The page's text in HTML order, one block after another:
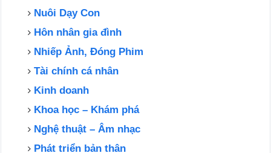
Nuôi Dạy Con
Hôn nhân gia đình
Nhiếp Ảnh, Đóng Phim
Tài chính cá nhân
Kinh doanh
Khoa học – Khám phá
Nghệ thuật – Âm nhạc
Phát triển bản thân